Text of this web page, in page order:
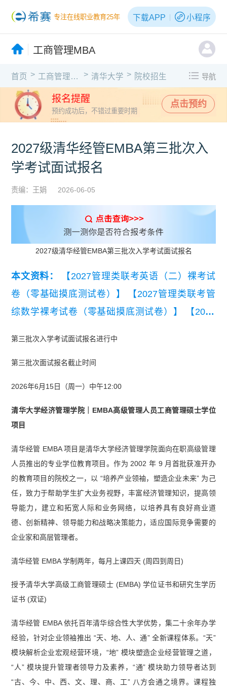
专注在线职业教育25年 下载APP 小程序
工商管理MBA
首页 > 工商管理MBA > 清华大学 > 院校招生 导航
报名提醒
预约成功后，不错过重要时期
点击预约
2027级清华经管EMBA第三批次入
学考试面试报名
责编：王娟 2026-06-05
2027级清华经管EMBA第三批次入学考试面试报名
本文资料：
【2027管理类联考英语（二）裸考试
卷（零基础摸底测试卷）】
【2027管理类联考管
综数学裸考试卷（零基础摸底测试卷）】
【2027
底测试卷）】 【2027MBA管综数学裸考试卷（零
基础摸底测试卷）】 【2027MBA英语（二）裸考
第三批次入学考试面试报名进行中
第三批次面试报名截止时间
2026年6月15日（周一）中午12:00
清华大学经济管理学院｜EMBA高级管理人员工商管理硕士学位
项目
清华经管 EMBA 项目是清华大学经济管理学院面向在职高级管理
人员推出的专业学位教育项目。作为 2002 年 9 月首批获准开办
的教育项目的院校之一，以 “培养产业领袖，塑造企业未来” 为己
任，致力于帮助学生扩大业务视野，丰富经济管理知识，提高领
导能力，建立和拓宽人际和业务网络，以培养具有良好商业道
德、创新精神、领导能力和战略决策能力，适应国际竞争需要的
企业家和高层管理者。
清华经管 EMBA 学制两年，每月上课四天 (周四到周日)
授予清华大学高级工商管理硕士 (EMBA) 学位证书和研究生学历
证书 (双证)
清华经管 EMBA 依托百年清华综合性大学优势，集二十余年办学
经验，针对企业领袖推出 “天、地、人、通” 全新课程体系。“天”
模块解析企业宏观经营环境，“地” 模块塑造企业经营管理之道，
“人” 模块提升管理者领导力及素养，“通” 模块助力领导者达到
“古、今、中、西、文、理、商、工” 八方会通之境界。课程独